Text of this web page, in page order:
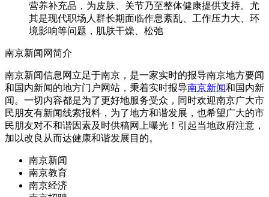
营养补充品，为皮肤、关节乃至整体健康提供支持。尤
其是现代职场人群长期面临作息紊乱、工作压力大、环
境影响等问题，肌肤干燥、松弛
南京新闻网简介
南京新闻信息网立足于南京，是一家实时的报导南京地方要闻
和国内新闻的地方门户网站，秉着实时报导南京新闻和国内新
闻。一切内容都是为了更好地服务受众，同时欢迎南京广大市
民朋友有新闻线索报料，为了地方和谐发展，也希望广大的市
民朋友对不和谐因素及时供稿网上曝光！引起当地政府注意，
加以改良从而达健康和谐发展目的。
南京新闻
南京教育
南京经济